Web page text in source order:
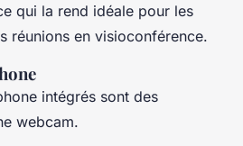
qui la rend idéale pour les
réunions en visioconférence.
intégrés sont des
webcam.